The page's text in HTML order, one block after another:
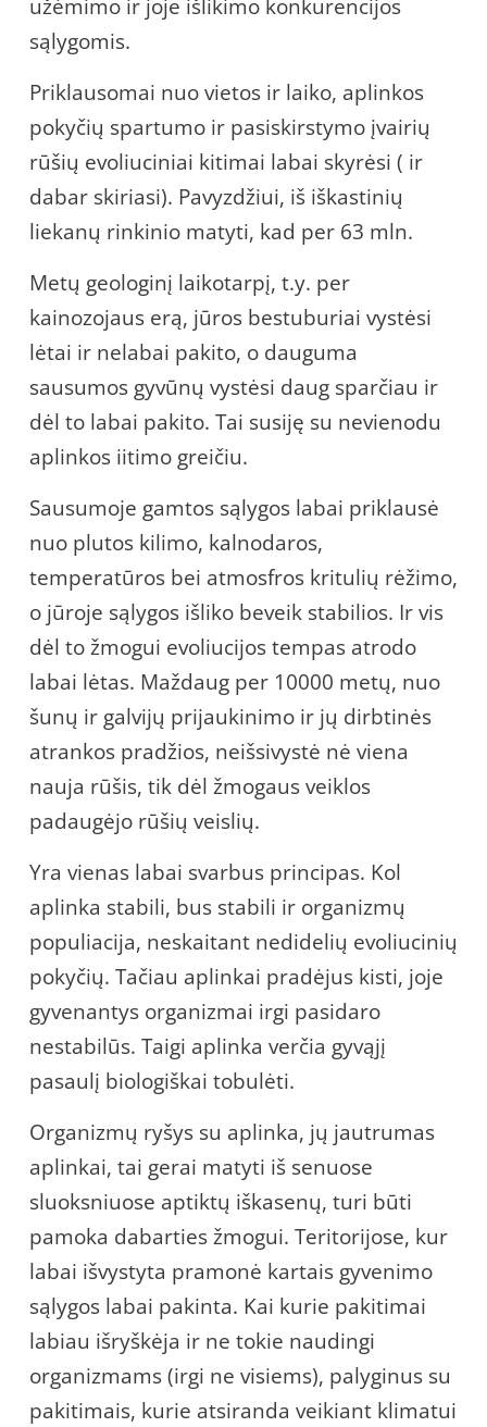
užėmimo ir joje išlikimo konkurencijos
sąlygomis.
Priklausomai nuo vietos ir laiko, aplinkos
pokyčių spartumo ir pasiskirstymo įvairių
rūšių evoliuciniai kitimai labai skyrėsi ( ir
dabar skiriasi). Pavyzdžiui, iš iškastinių
liekanų rinkinio matyti, kad per 63 mln.
Metų geologinį laikotarpį, t.y. per
kainozojaus erą, jūros bestuburiai vystėsi
lėtai ir nelabai pakito, o dauguma
sausumos gyvūnų vystėsi daug sparčiau ir
dėl to labai pakito. Tai susiję su nevienodu
aplinkos iitimo greičiu.
Sausumoje gamtos sąlygos labai priklausė
nuo plutos kilimo, kalnodaros,
temperatūros bei atmosfros kritulių rėžimo,
o jūroje sąlygos išliko beveik stabilios. Ir vis
dėl to žmogui evoliucijos tempas atrodo
labai lėtas. Maždaug per 10000 metų, nuo
šunų ir galvijų prijaukinimo ir jų dirbtinės
atrankos pradžios, neišsivystė nė viena
nauja rūšis, tik dėl žmogaus veiklos
padaugėjo rūšių veislių.
Yra vienas labai svarbus principas. Kol
aplinka stabili, bus stabili ir organizmų
populiacija, neskaitant nedidelių evoliucinių
pokyčių. Tačiau aplinkai pradėjus kisti, joje
gyvenantys organizmai irgi pasidaro
nestabilūs. Taigi aplinka verčia gyvąjį
pasaulį biologiškai tobulėti.
Organizmų ryšys su aplinka, jų jautrumas
aplinkai, tai gerai matyti iš senuose
sluoksniuose aptiktų iškasenų, turi būti
pamoka dabarties žmogui. Teritorijose, kur
labai išvystyta pramonė kartais gyvenimo
sąlygos labai pakinta. Kai kurie pakitimai
labiau išryškėja ir ne tokie naudingi
organizmams (irgi ne visiems), palyginus su
pakitimais, kurie atsiranda veikiant klimatui